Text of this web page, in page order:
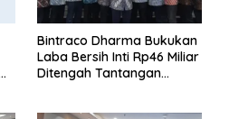
Bintraco Dharma Bukukan
Laba Bersih Inti Rp46 Miliar
Ditengah Tantangan